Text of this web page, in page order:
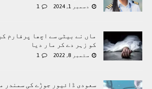
دسمبر 1, 2024 1
ماں نے بیٹی سے اچھا پرفارم
کو زہر دے کر مار دیا
ستمبر 8, 2022 1
سعودی ڈائیور جوڑے کی سمندر